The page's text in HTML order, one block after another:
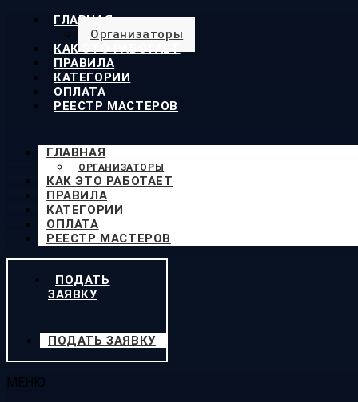
ГЛАВНАЯ
Организаторы
КАК ЭТО РАБОТАЕТ
ПРАВИЛА
КАТЕГОРИИ
ОПЛАТА
РЕЕСТР МАСТЕРОВ
ГЛАВНАЯ
ОРГАНИЗАТОРЫ
КАК ЭТО РАБОТАЕТ
ПРАВИЛА
КАТЕГОРИИ
ОПЛАТА
РЕЕСТР МАСТЕРОВ
ПОДАТЬ
ЗАЯВКУ
ПОДАТЬ ЗАЯВКУ
МЕНЮ